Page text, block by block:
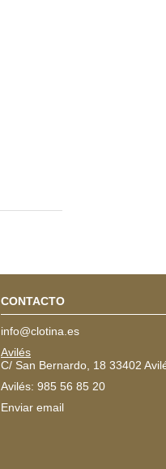
CONTACTO
info@clotina.es
Avilés
C/ San Bernardo, 18 33402
Avilés: 985 56 85 20
Enviar email